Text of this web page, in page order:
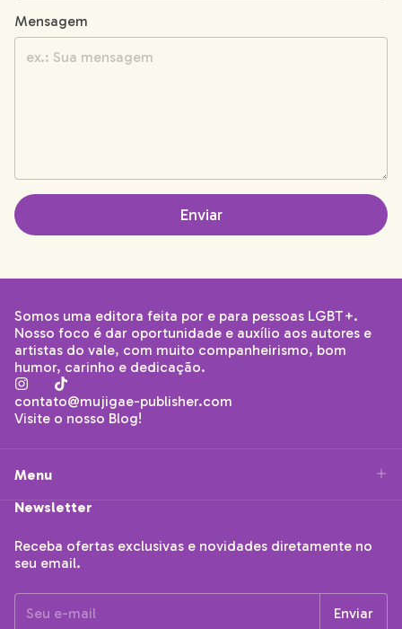
Mensagem
Enviar
Somos uma editora feita por e para pessoas LGBT+.
Nosso foco é dar oportunidade e auxílio aos autores e
artistas do vale, com muito companheirismo, bom
humor, carinho e dedicação.
contato@mujigae-publisher.com
Visite o nosso Blog!
Menu
Newsletter
Receba ofertas exclusivas e novidades diretamente no
seu email.